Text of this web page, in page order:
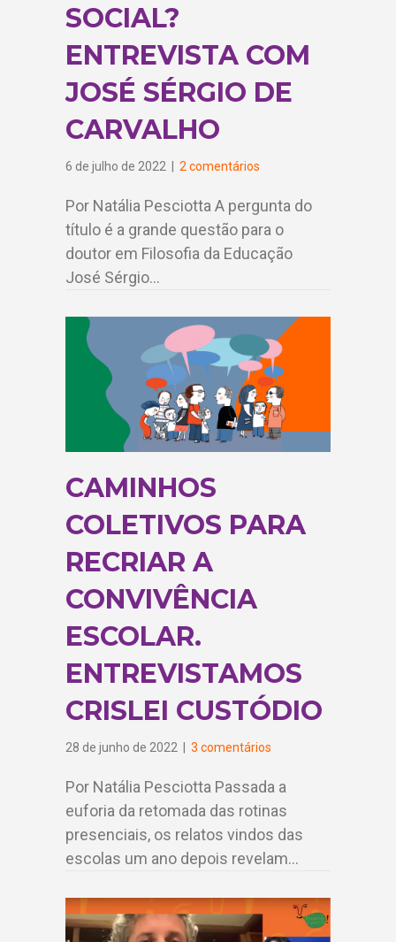
SOCIAL?
ENTREVISTA COM
JOSÉ SÉRGIO DE
CARVALHO
6 de julho de 2022 | 2 comentários
Por Natália Pesciotta A pergunta do
título é a grande questão para o
doutor em Filosofia da Educação
José Sérgio…
CAMINHOS
COLETIVOS PARA
RECRIAR A
CONVIVÊNCIA
ESCOLAR.
ENTREVISTAMOS
CRISLEI CUSTÓDIO
28 de junho de 2022 3 comentários
Por Natália Pesciotta Passada a
euforia da retomada das rotinas
presenciais, os relatos vindos das
escolas um ano depois revelam…